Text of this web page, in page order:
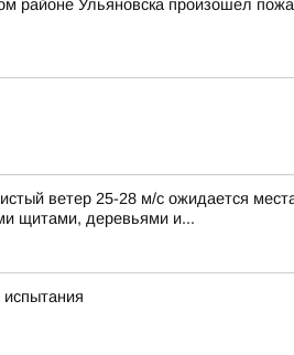
Ульяновска произошел
ветер 25-28 м/с ожидается
щитами, деревьями и...